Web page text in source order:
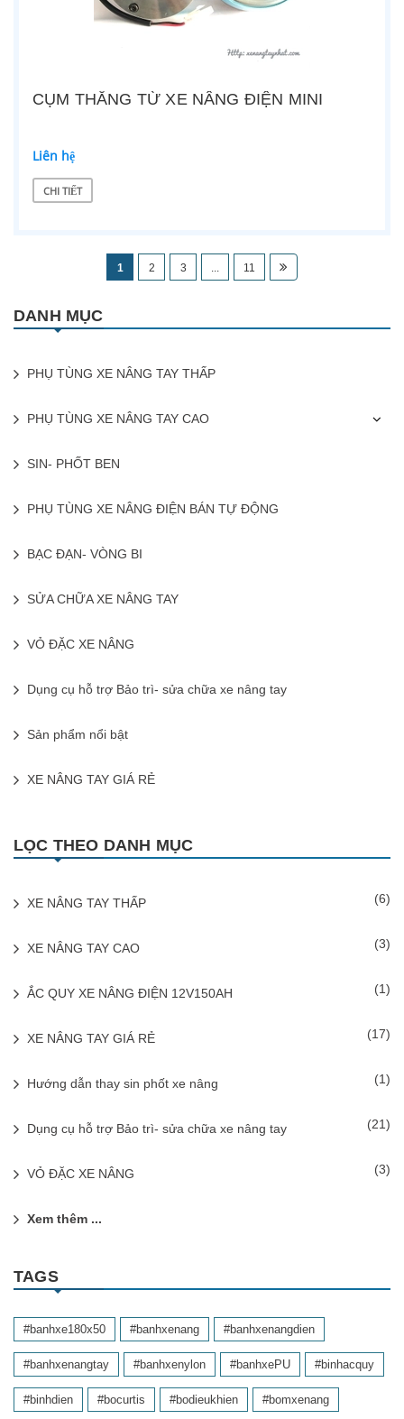
CỤM THẮNG TỪ XE NÂNG ĐIỆN MINI
Liên hệ
CHI TIẾT
1 2 3 ... 11
DANH MỤC
PHỤ TÙNG XE NÂNG TAY THẤP
PHỤ TÙNG XE NÂNG TAY CAO
SIN- PHỐT BEN
PHỤ TÙNG XE NÂNG ĐIỆN BÁN TỰ ĐỘNG
BẠC ĐẠN- VÒNG BI
SỬA CHỮA XE NÂNG TAY
VỎ ĐẶC XE NÂNG
Dụng cụ hỗ trợ Bảo trì- sửa chữa xe nâng tay
Sản phẩm nổi bật
XE NÂNG TAY GIÁ RẺ
LỌC THEO DANH MỤC
XE NÂNG TAY THẤP (6)
XE NÂNG TAY CAO (3)
ẮC QUY XE NÂNG ĐIỆN 12V150AH (1)
XE NÂNG TAY GIÁ RẺ (17)
Hướng dẫn thay sin phốt xe nâng (1)
Dụng cụ hỗ trợ Bảo trì- sửa chữa xe nâng tay (21)
VỎ ĐẶC XE NÂNG (3)
Xem thêm ...
TAGS
#banhxe180x50 #banhxenang #banhxenangdien
#banhxenangtay #banhxenylon #banhxePU #binhacquy
#binhdien #bocurtis #bodieukhien #bomxenang